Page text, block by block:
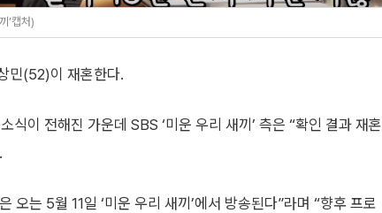
’캡처)
민(52)이 재혼한다.
식이 전해진 가운데 SBS ‘미운 우리 새끼’ 측은 “확인 결과 재혼
오는 5월 11일 ‘미운 우리 새끼’에서 방송된다”라며 “향후 프로